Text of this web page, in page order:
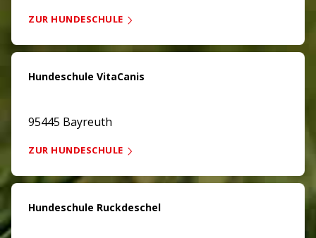
ZUR HUNDESCHULE
Hundeschule VitaCanis
95445 Bayreuth
ZUR HUNDESCHULE
Hundeschule Ruckdeschel